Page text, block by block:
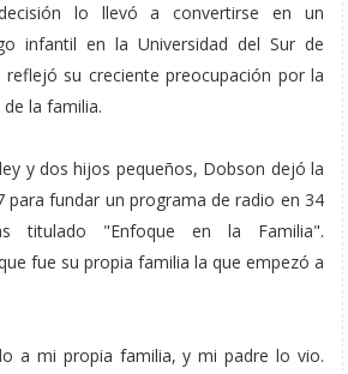
lo llevó a convertirse en un
infantil en la Universidad del Sur de
reflejó su creciente preocupación por la
la familia.
y dos hijos pequeños, Dobson dejó la
para fundar un programa de radio en 34
titulado "Enfoque en la Familia".
fue su propia familia la que empezó a
a mi propia familia, y mi padre lo vio.